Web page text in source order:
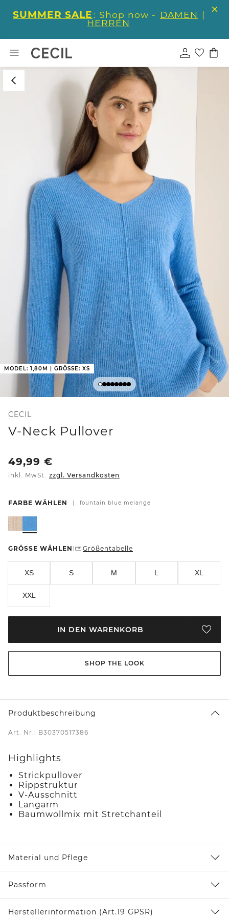
SUMMER SALE : Shop now - DAMEN |
HERREN
MODEL: 1,80M | GRÖSSE: XS
CECIL
V-Neck Pullover
49,99 €
inkl. MwSt. zzgl. Versandkosten
FARBE WÄHLEN fountain blue melange
GRÖSSE WÄHLEN Größentabelle
XS S M L XL
XXL
IN DEN WARENKORB
SHOP THE LOOK
Produktbeschreibung
Art. Nr.: B30370517386
Highlights
Strickpullover
Rippstruktur
V-Ausschnitt
Langarm
Baumwollmix mit Stretchanteil
Material und Pflege
Passform
Herstellerinformation (Art.19 GPSR)